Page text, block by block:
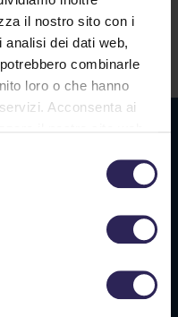
il nostro sito con i
dei dati web,
combinarle
loro o che hanno
Acconsenta ai